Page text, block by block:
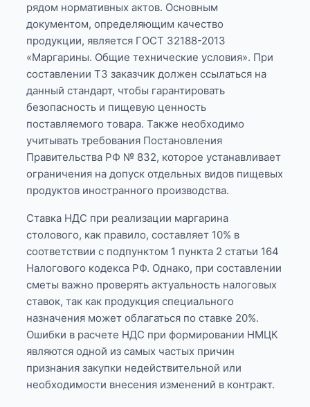
рядом нормативных актов. Основным
документом, определяющим качество
продукции, является ГОСТ 32188-2013
«Маргарины. Общие технические условия». При
составлении ТЗ заказчик должен ссылаться на
данный стандарт, чтобы гарантировать
безопасность и пищевую ценность
поставляемого товара. Также необходимо
учитывать требования Постановления
Правительства РФ № 832, которое устанавливает
ограничения на допуск отдельных видов пищевых
продуктов иностранного производства.
Ставка НДС при реализации маргарина
столового, как правило, составляет 10% в
соответствии с подпунктом 1 пункта 2 статьи 164
Налогового кодекса РФ. Однако, при составлении
сметы важно проверять актуальность налоговых
ставок, так как продукция специального
назначения может облагаться по ставке 20%.
Ошибки в расчете НДС при формировании НМЦК
являются одной из самых частых причин
признания закупки недействительной или
необходимости внесения изменений в контракт.